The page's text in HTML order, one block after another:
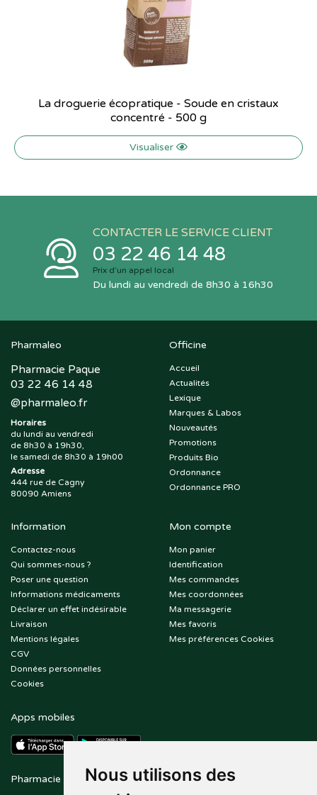
Nous utilisons des
La droguerie écopratique - Soude en cristaux
concentré - 500 g
Visualiser
CONTACTER LE SERVICE CLIENT
03 22 46 14 48
Prix d’un appel local
Du lundi au vendredi de 8h30 à 16h30
Pharmaleo
Pharmacie Paque
03 22 46 14 48
@pharmaleo.fr
Horaires
du lundi au vendredi
de 8h30 à 19h30,
le samedi de 8h30 à 19h00
Adresse
444 rue de Cagny
80090 Amiens
Officine
Accueil
Actualités
Lexique
Marques & Labos
Nouveautés
Promotions
Produits Bio
Ordonnance
Ordonnance PRO
Information
Contactez-nous
Qui sommes-nous ?
Poser une question
Informations médicaments
Déclarer un effet indésirable
Livraison
Mentions légales
CGV
Données personnelles
Cookies
Mon compte
Mon panier
Identification
Mes commandes
Mes coordonnées
Ma messagerie
Mes favoris
Mes préférences Cookies
Apps mobiles
Pharmacie en ligne agréée Paiement sécurisé